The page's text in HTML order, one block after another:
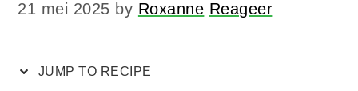
21 mei 2025 by Roxanne Reageer
JUMP TO RECIPE